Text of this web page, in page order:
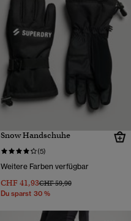
Snow Handschuhe
(5)
Weitere Farben verfügbar
CHF 41,93Preis wurde reduziert von
CHF 59,90bis
Du sparst 30 %